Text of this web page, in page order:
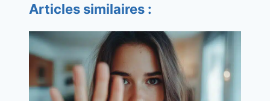
Articles similaires :